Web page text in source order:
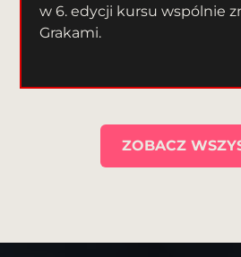
w 6. edycji kursu wspólnie
Grakami.
ZOBACZ